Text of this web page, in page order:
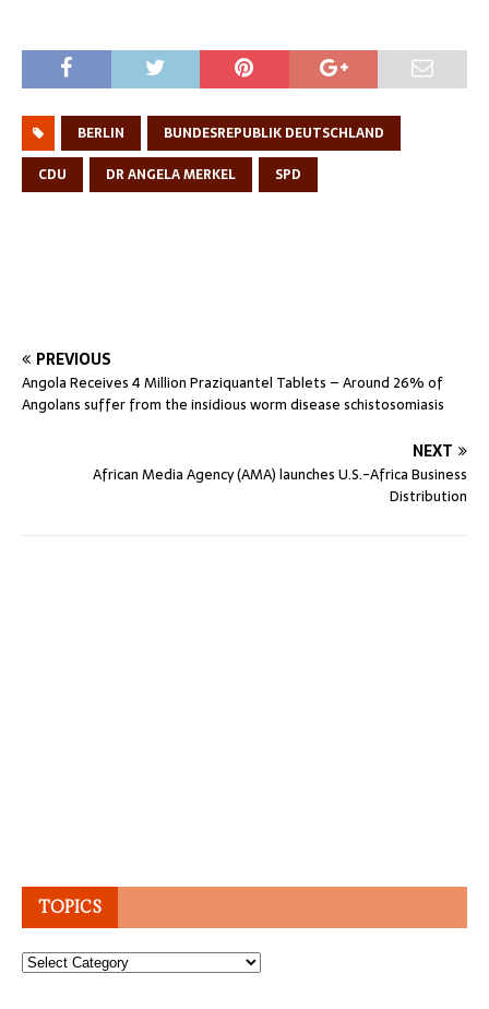
BERLIN
BUNDESREPUBLIK DEUTSCHLAND
CDU
DR ANGELA MERKEL SPD
PREVIOUS
Angola Receives 4 Million Praziquantel Tablets – Around 26% of
Angolans suffer from the insidious worm disease schistosomiasis
NEXT
African Media Agency (AMA) launches U.S.-Africa Business
Distribution
TOPICS
Topics